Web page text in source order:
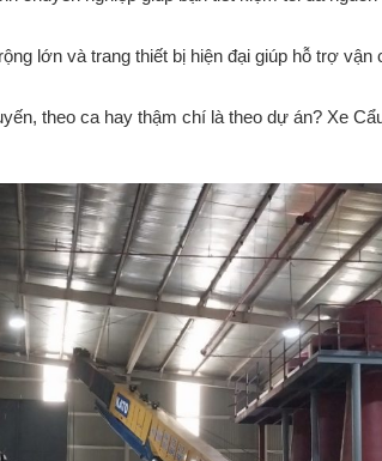
lớn và trang thiết bị hiện đại giúp hỗ trợ vận
theo ca hay thậm chí là theo dự án? Xe